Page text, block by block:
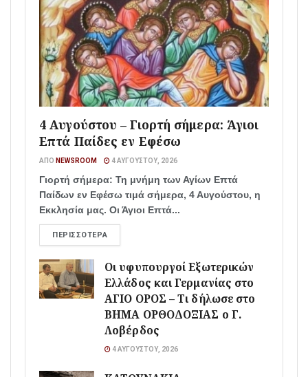
4 Αυγούστου – Γιορτή σήμερα: Άγιοι
Επτά Παίδες εν Εφέσω
ΑΠΌ NEWSROOM 4 ΑΥΓΟΎΣΤΟΥ, 2026
Γιορτή σήμερα: Τη μνήμη των Αγίων Επτά
Παίδων εν Εφέσω τιμά σήμερα, 4 Αυγούστου, η
Εκκλησία μας. Οι Άγιοι Επτά...
ΠΕΡΙΣΣΌΤΕΡΑ
Οι υφυπουργοί Εξωτερικών
Ελλάδος και Γερμανίας στο
ΑΓΙΟ ΟΡΟΣ – Τι δήλωσε στο
ΒΗΜΑ ΟΡΘΟΔΟΞΙΑΣ ο Γ.
Λοβέρδος
4 ΑΥΓΟΎΣΤΟΥ, 2026